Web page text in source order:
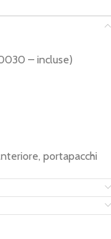
– incluse)
portapacchi